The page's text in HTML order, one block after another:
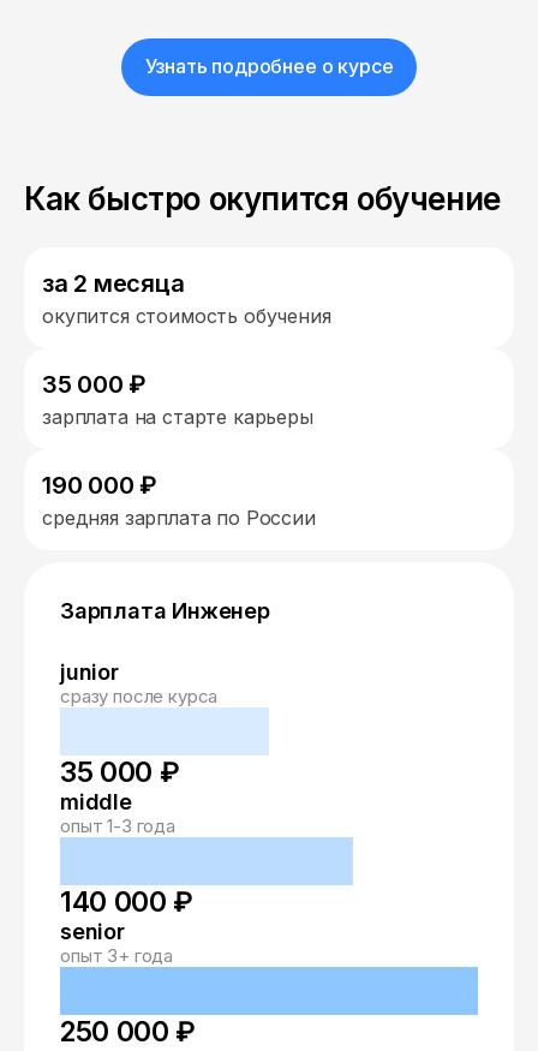
Узнать подробнее о курсе
Как быстро окупится обучение
за 2 месяца
окупится стоимость обучения
35 000 ₽
зарплата на старте карьеры
190 000 ₽
средняя зарплата по России
Зарплата Инженер
junior
сразу после курса
35 000 ₽
middle
опыт 1-3 года
140 000 ₽
senior
опыт 3+ года
250 000 ₽